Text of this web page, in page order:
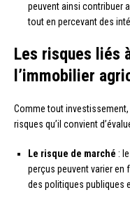
peuvent ainsi contribuer
tout en percevant des
Les risques liés
l’immobilier
Comme tout
risques qu’il convient
Le risque de marché :
perçus peuvent varier
des politiques publiques